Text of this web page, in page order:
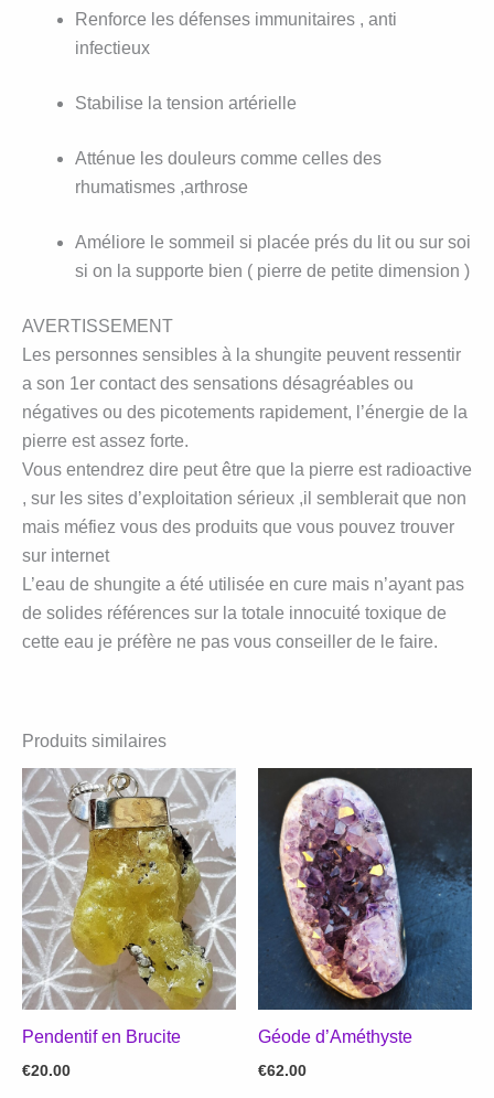
Renforce les défenses immunitaires , anti
infectieux
Stabilise la tension artérielle
Atténue les douleurs comme celles des
rhumatismes ,arthrose
Améliore le sommeil si placée prés du lit ou sur soi
si on la supporte bien ( pierre de petite dimension )
AVERTISSEMENT
Les personnes sensibles à la shungite peuvent ressentir
a son 1er contact des sensations désagréables ou
négatives ou des picotements rapidement, l’énergie de la
pierre est assez forte.
Vous entendrez dire peut être que la pierre est radioactive
, sur les sites d’exploitation sérieux ,il semblerait que non
mais méfiez vous des produits que vous pouvez trouver
sur internet
L’eau de shungite a été utilisée en cure mais n’ayant pas
de solides références sur la totale innocuité toxique de
cette eau je préfère ne pas vous conseiller de le faire.
Produits similaires
Pendentif en Brucite
€20.00
Géode d’Améthyste
€62.00